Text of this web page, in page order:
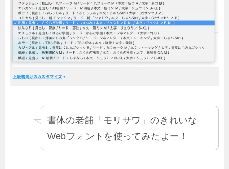
書体の老舗「モリサワ」のきれいな
Webフォントを使ってみたよー！